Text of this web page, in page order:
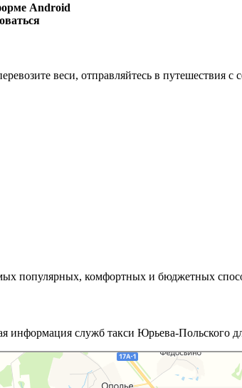
Android
веси, отправляйтесь в путешествия с
популярных, комфортных и бюджетных
информация служб такси Юрьева-Польского